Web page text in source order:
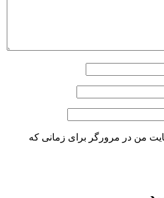
من در مرورگر برای زمانی که